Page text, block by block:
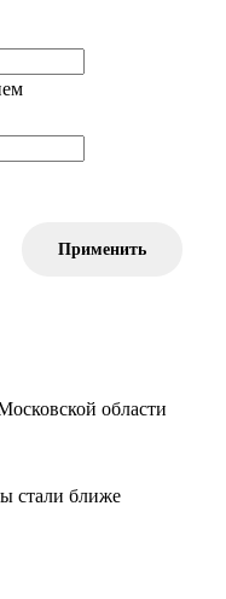
Применить
области
стали ближе